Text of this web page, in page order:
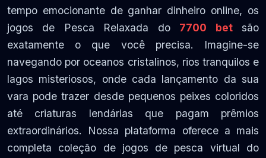
tempo emocionante de ganhar dinheiro online, os
jogos de Pesca Relaxada do 7700 betsão
exatamente o que você precisa. Imagine-se
navegando por oceanos cristalinos, rios tranquilos e
lagos misteriosos, onde cada lançamento da sua
vara pode trazer desde pequenos peixes coloridos
até criaturas lendárias que pagam prêmios
extraordinários. Nossa plataforma oferece a mais
completa coleção de jogos de pesca virtual do